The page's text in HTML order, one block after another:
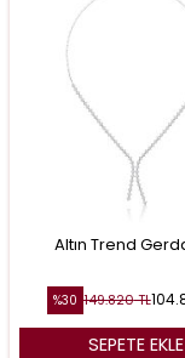
Altın Trend
%30 149.820TL
SEPETE EKLE